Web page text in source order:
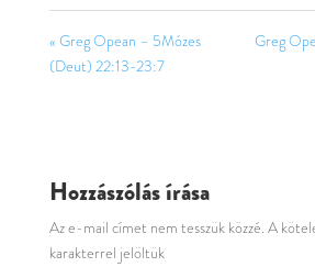
« Greg Opean – 5Mózes
(Deut) 22:13-23:7
Greg
Hozzászólás írása
Az e-mail címet nem tesszük közzé. A
karakterrel jelöltük